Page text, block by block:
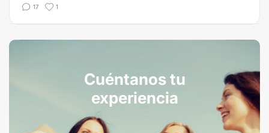
17 1
Cuéntanos tu
experiencia